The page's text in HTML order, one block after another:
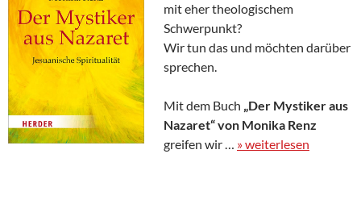
mit eher theologischem
Schwerpunkt?
Wir tun das und möchten darüber
sprechen.
Mit dem Buch „Der Mystiker aus
Nazaret“ von Monika Renz
greifen wir … » weiterlesen